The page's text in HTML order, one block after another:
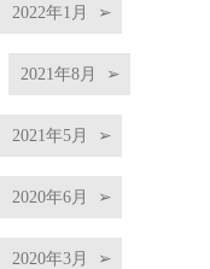
2022年1月
2021年8月
2021年5月
2020年6月
2020年3月